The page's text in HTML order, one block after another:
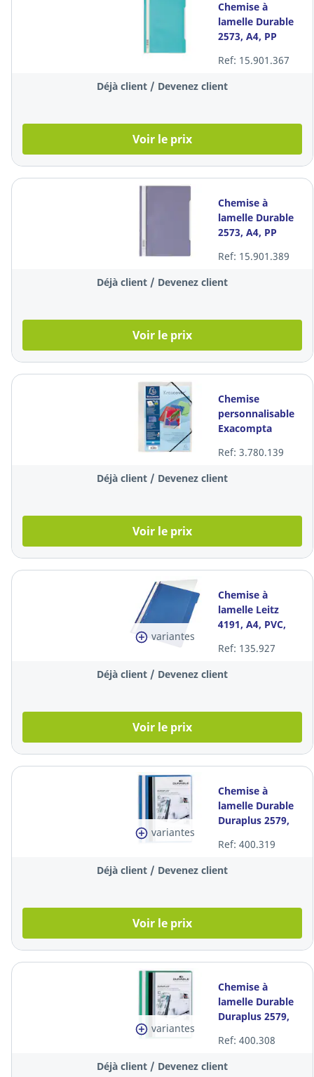
Chemise à
lamelle Durable
2573, A4, PP
turquoise, les 50
Ref: 15.901.367
Déjà client / Devenez client
Voir le prix
Chemise à
lamelle Durable
2573, A4, PP
lavande, les 50
Ref: 15.901.389
Déjà client / Devenez client
Voir le prix
Chemise
personnalisable
Exacompta
55188E, A4, PP,
transparente, 1x
Ref: 3.780.139
Déjà client / Devenez client
Voir le prix
variantes
Chemise à
lamelle Leitz
4191, A4, PVC,
Ref: 135.927
Déjà client / Devenez client
Voir le prix
variantes
Chemise à
lamelle Durable
Duraplus 2579,
personnalisable,
bleue, la pièce
Ref: 400.319
Déjà client / Devenez client
Voir le prix
variantes
Chemise à
lamelle Durable
Duraplus 2579,
personnalisable,
verte, la pièce
Ref: 400.308
Déjà client / Devenez client